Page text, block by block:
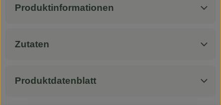
Produktinformationen
Zutaten
Produktdatenblatt